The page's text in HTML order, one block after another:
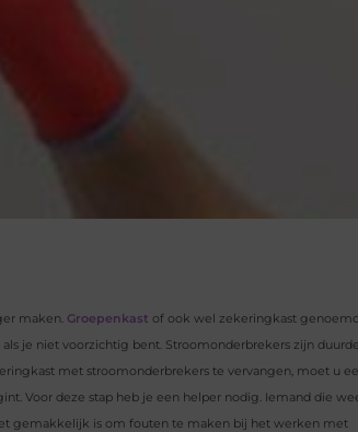
maken. Groepenkast of ook wel zekeringkast
je niet voorzichtig bent. Stroomonderbrekers zijn
met stroomonderbrekers te vervangen, moet u
Voor deze stap heb je een helper nodig. Iemand die
gemakkelijk is om fouten te maken bij het werken met